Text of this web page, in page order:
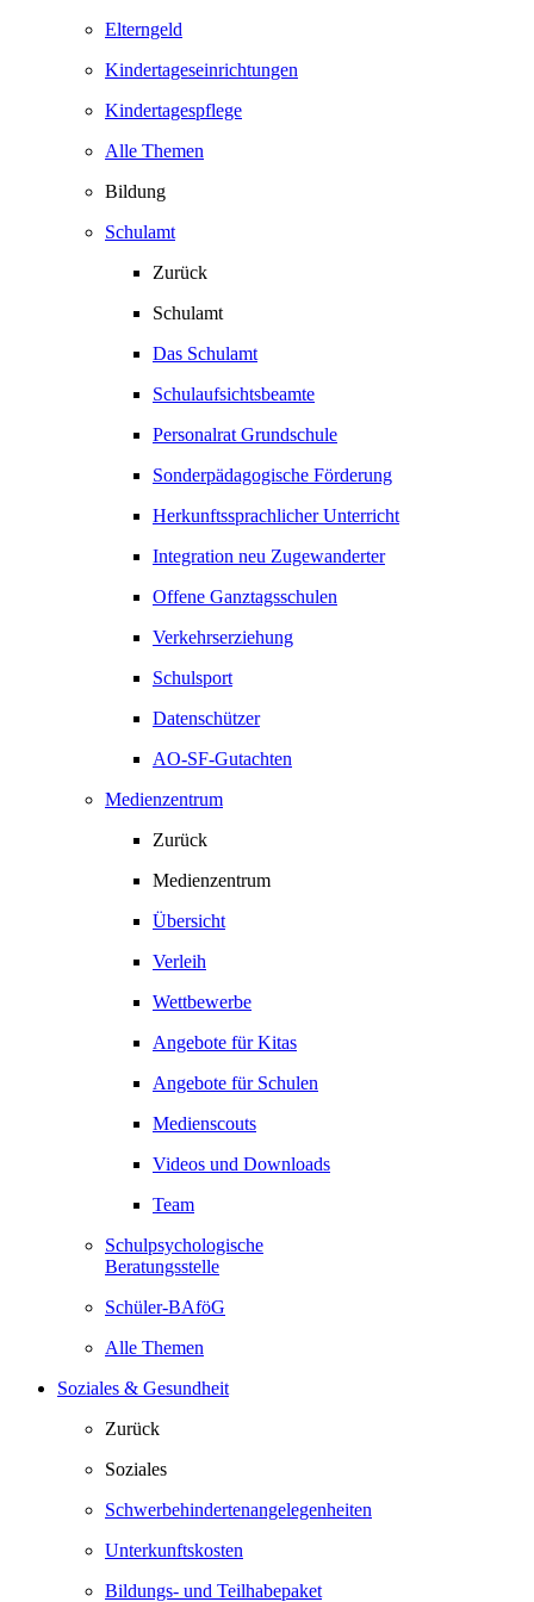
Elterngeld
Kindertageseinrichtungen
Kindertagespflege
Alle Themen
Bildung
Schulamt
Zurück
Schulamt
Das Schulamt
Schulaufsichtsbeamte
Personalrat Grundschule
Sonderpädagogische Förderung
Herkunftssprachlicher Unterricht
Integration neu Zugewanderter
Offene Ganztagsschulen
Verkehrserziehung
Schulsport
Datenschützer
AO-SF-Gutachten
Medienzentrum
Zurück
Medienzentrum
Übersicht
Verleih
Wettbewerbe
Angebote für Kitas
Angebote für Schulen
Medienscouts
Videos und Downloads
Team
Schulpsychologische
Beratungsstelle
Schüler-BAföG
Alle Themen
Soziales & Gesundheit
Zurück
Soziales
Schwerbehindertenangelegenheiten
Unterkunftskosten
Bildungs- und Teilhabepaket